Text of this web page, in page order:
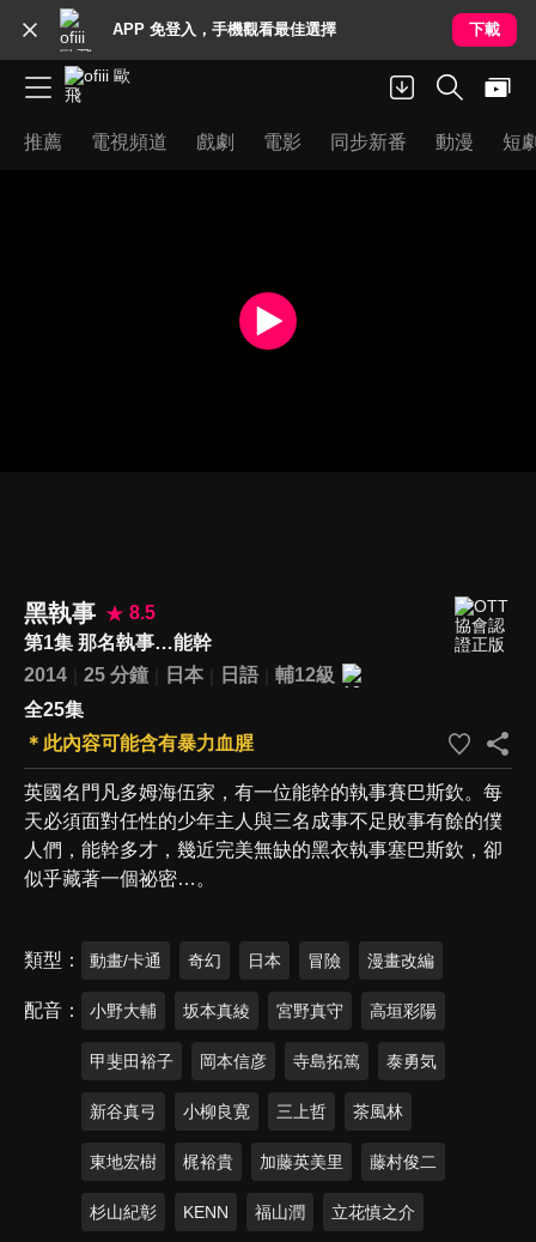
APP 免登入，手機觀看最佳選擇 下載
推薦 電視頻道 戲劇 電影 同步新番 動漫 短
黑執事
8.5
第1集 那名執事…能幹
2014
25 分鐘 日本 日語
輔12級
全25集
＊此內容可能含有暴力血腥
英國名門凡多姆海伍家，有一位能幹的執事賽巴斯欽。每
天必須面對任性的少年主人與三名成事不足敗事有餘的僕
人們，能幹多才，幾近完美無缺的黑衣執事塞巴斯欽，卻
似乎藏著一個祕密…。
類型 動畫/卡通 奇幻 日本 冒險 漫畫改編
配音 小野大輔 坂本真綾 宮野真守 高垣彩陽
甲斐田裕子 岡本信彦 寺島拓篤 泰勇気
新谷真弓 小柳良寛 三上哲 茶風林
東地宏樹 梶裕貴 加藤英美里 藤村俊二
杉山紀彰 KENN 福山潤 立花慎之介